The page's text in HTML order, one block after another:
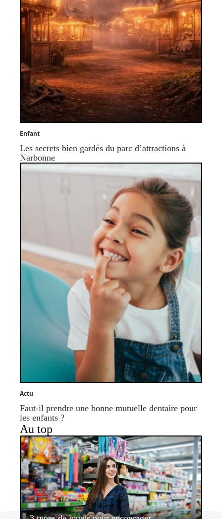
Enfant
Les secrets bien gardés du parc d’attractions à
Narbonne
Actu
Faut-il prendre une bonne mutuelle dentaire pour
les enfants ?
Au top